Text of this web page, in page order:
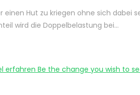
einen Hut zu kriegen ohne sich dabei
wird die Doppelbelastung bei…